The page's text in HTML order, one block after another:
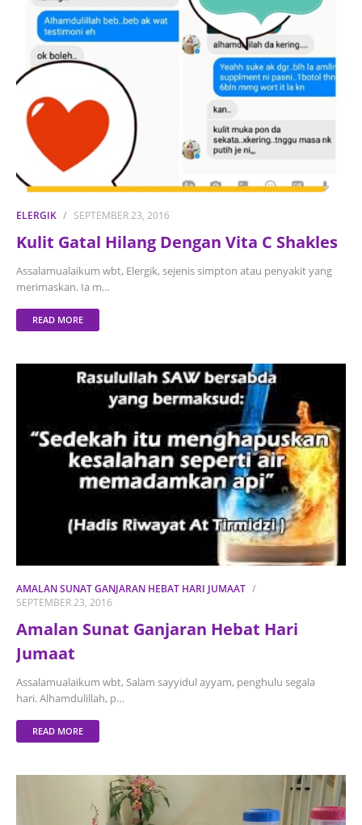
ELERGIK SEPTEMBER 23, 2016
Kulit Gatal Hilang Dengan Vita C Shakles
Assalamualaikum wbt, Elergik, sejenis simpton atau penyakit yang
merimaskan. Ia m…
READ MORE
AMALAN SUNAT GANJARAN HEBAT HARI JUMAAT
SEPTEMBER 23, 2016
Amalan Sunat Ganjaran Hebat Hari
Jumaat
Assalamualaikum wbt, Salam sayyidul ayyam, penghulu segala
hari. Alhamdulillah, p…
READ MORE